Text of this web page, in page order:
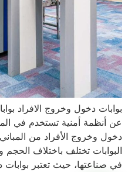
بوابات دخول وخروج الافراد
عن أنظمة أمنية تستخدم في
دخول وخروج الأفراد من
البوابات تختلف باختلاف الحجم
في صناعتها، حيث تعتبر